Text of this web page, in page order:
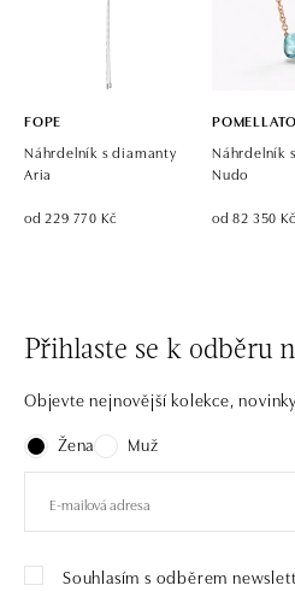
FOPE
Náhrdelník s diamanty
Aria
od 229 770 Kč
POMELLATO
Náhrdelník
Nudo
od 82 350 Kč
Přihlaste se k odběru
Objevte nejnovější kolekce,
Žena
Muž
Souhlasím s odběrem